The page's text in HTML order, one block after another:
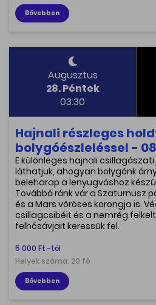
Bővebben
Augusztus
28. Péntek
03:30
Hajnali részleges
bolygóészleléssel -
E különleges hajnali
láthatjuk, ahogyan bolygónk
beleharap a lenyugváshoz
Továbbá ránk vár a Szaturnusz
és a Mars vöröses korongja is.
csillagcsibéit és a nemrég
felhősávjait keressük fel.
5 000 Ft -tól
Helyek száma: 20 fő
Bővebben